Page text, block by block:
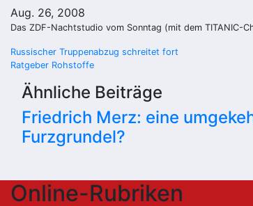
Aug. 26, 2008
Das ZDF-Nachtstudio vom Sonntag (mit dem TITANIC-
Beitragsnavigation
Russischer Truppenabzug schreitet fort
Ratgeber Rohstoffe
Ähnliche Beiträge
Friedrich Merz: eine
Furzgrundel?
Online-Rubriken